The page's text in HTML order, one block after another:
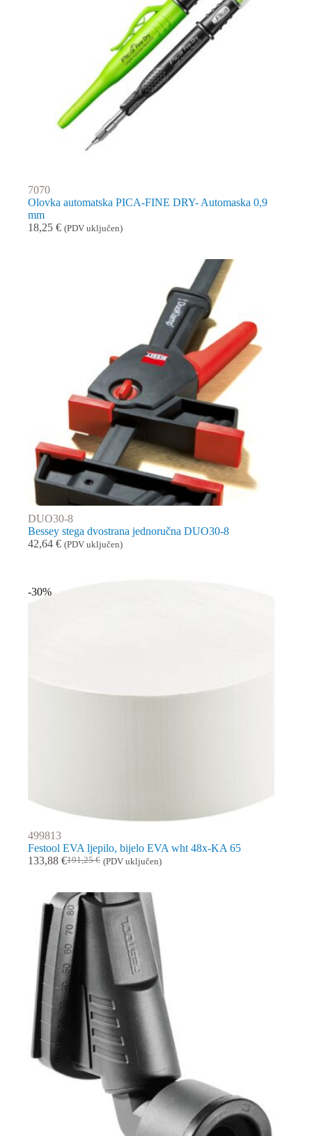
7070
Olovka automatska PICA-FINE DRY- Automaska 0,9
mm
18,25 € (PDV uključen)
DUO30-8
Bessey stega dvostrana jednoručna DUO30-8
42,64 € (PDV uključen)
-30%
499813
Festool EVA ljepilo, bijelo EVA wht 48x-KA 65
191,25€
Izvorna
bila
je:
191,25 €.
133,88 €Trenutna
je:
133,88 €.
(PDV uključen)